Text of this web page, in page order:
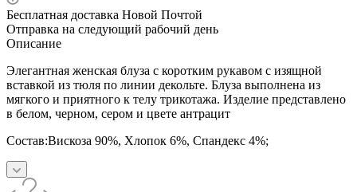
Бесплатная доставка Новой Почтой
Отправка на следующий рабочий день
Описание
Элегантная женская блуза с коротким рукавом с изящной
вставкой из тюля по линии декольте. Блуза выполнена из
мягкого и приятного к телу трикотажа. Изделие представлено
в белом, черном, сером и цвете антрацит
Состав:Вискоза 90%, Хлопок 6%, Спандекс 4%;